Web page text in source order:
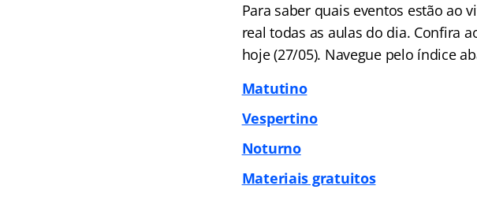
Para saber quais eventos estão ao
real todas as aulas do dia. Confira
hoje (27/05). Navegue pelo índice
Matutino
Vespertino
Noturno
Materiais gratuitos